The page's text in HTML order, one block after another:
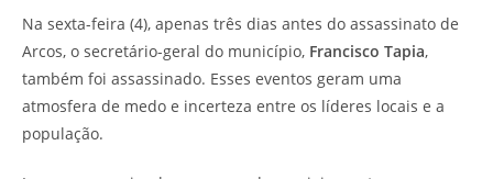
Na sexta-feira (4), apenas três dias antes do assassinato de
Arcos, o secretário-geral do município, Francisco Tapia,
também foi assassinado. Esses eventos geram uma
atmosfera de medo e incerteza entre os líderes locais e a
população.